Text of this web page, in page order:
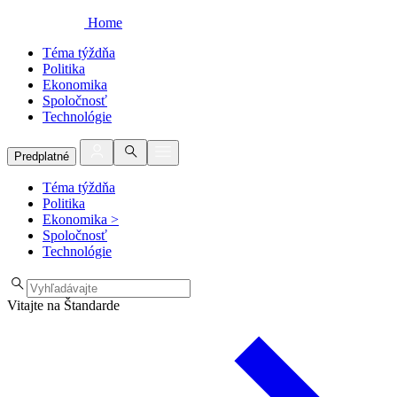
Home
Téma týždňa
Politika
Ekonomika
Spoločnosť
Technológie
Predplatné
Téma týždňa
Politika
Ekonomika >
Spoločnosť
Technológie
Vitajte na Štandarde